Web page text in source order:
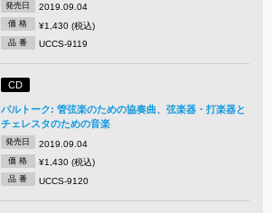
発売日 2019.09.04
価 格 ¥1,430 (税込)
品 番 UCCS-9119
CD
バルトーク: 管弦楽のための協奏曲、弦楽器・打楽器と
チェレスタのための音楽
発売日 2019.09.04
価 格 ¥1,430 (税込)
品 番 UCCS-9120